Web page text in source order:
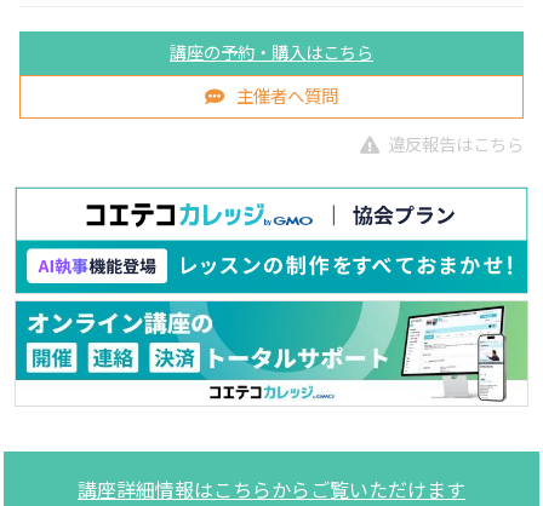
講座の予約・購入はこちら
主催者へ質問
違反報告はこちら
講座詳細情報はこちらからご覧いただけます